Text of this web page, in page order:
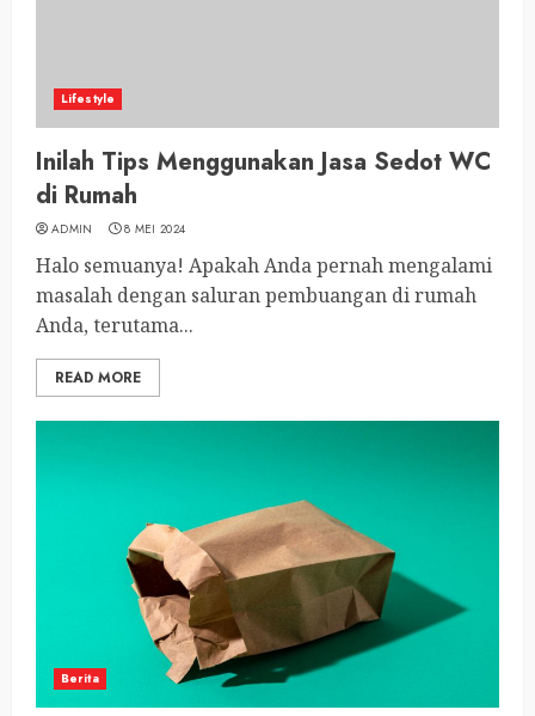
Lifestyle
Inilah Tips Menggunakan Jasa Sedot WC
di Rumah
ADMIN 8 MEI 2024
Halo semuanya! Apakah Anda pernah mengalami
masalah dengan saluran pembuangan di rumah
Anda, terutama...
READ MORE
Berita